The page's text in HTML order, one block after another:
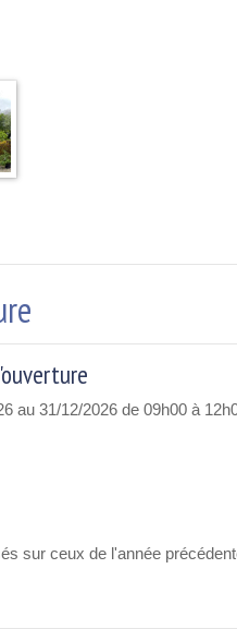
au 31/12/2026 de 09h00 à
sur ceux de l'année